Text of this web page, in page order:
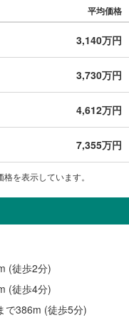
平均価格
3,140万円
3,730万円
4,612万円
7,355万円
を表示しています。
(徒歩2分)
(徒歩4分)
で386m (徒歩5分)